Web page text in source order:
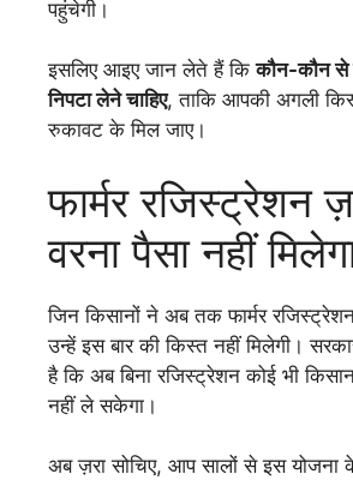
पहुंचेगी।
इसलिए आइए जान लेते हैं किकौन-कौन से
निपटा लेने चाहिए, ताकि आपकी अगली
रुकावट के मिल जाए।
फार्मर रजिस्ट्रेशन
वरना पैसा नहीं
जिन किसानों ने अब तक फार्मर
उन्हें इस बार की किस्त नहीं मिलेगी।
है कि अब बिना रजिस्ट्रेशन कोई भी
नहीं ले सकेगा।
अब ज़रा सोचिए, आप सालों से इस योजना